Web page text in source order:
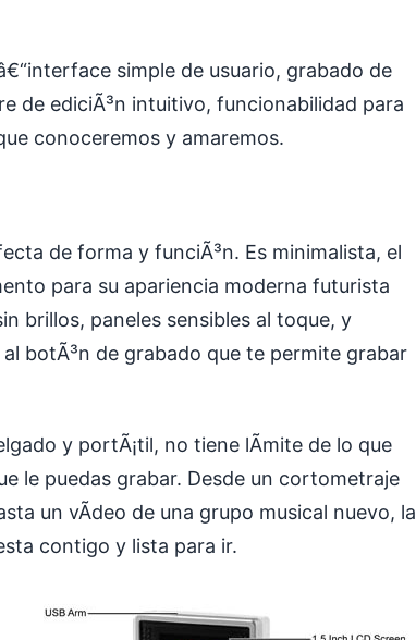
simple de usuario, grabado de
de ediciÃ³n intuitivo, funcionabilidad para
conoceremos y amaremos.
de forma y funciÃ³n. Es minimalista, el
para su apariencia moderna futurista
brillos, paneles sensibles al toque, y
botÃ³n de grabado que te permite grabar
y portÃ¡til, no tiene lÃ­mite de lo que
le puedas grabar. Desde un cortometraje
un vÃ­deo de una grupo musical nuevo, la
contigo y lista para ir.